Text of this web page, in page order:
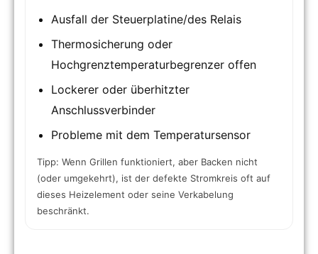
Ausfall der Steuerplatine/des Relais
Thermosicherung oder
Hochgrenztemperaturbegrenzer offen
Lockerer oder überhitzter
Anschlussverbinder
Probleme mit dem Temperatursensor
Tipp: Wenn Grillen funktioniert, aber Backen nicht
(oder umgekehrt), ist der defekte Stromkreis oft auf
dieses Heizelement oder seine Verkabelung
beschränkt.